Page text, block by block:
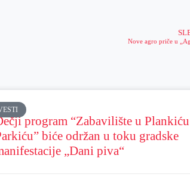
Nove agro priče u
program “Zabavilište u Plankiću
biće održan u toku gradske
„Dani piva“